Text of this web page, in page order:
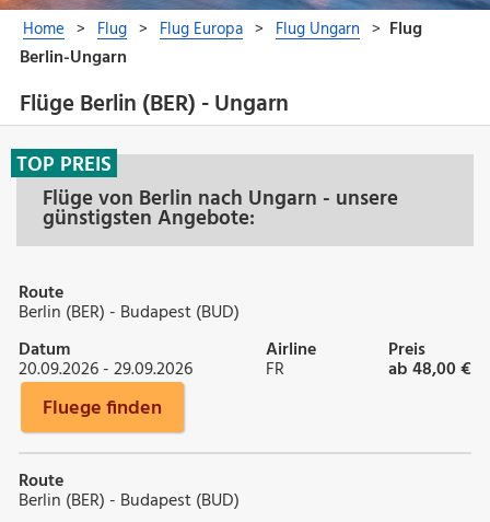
Flüge Berlin (BER) - Ungarn
Flüge von Berlin nach Ungarn - unsere
günstigsten Angebote:
TOP PREIS
Route
Berlin (BER) - Budapest (BUD)
Datum
20.09.2026 - 29.09.2026
Airline
FR
Preis
ab 48,00 €
Fluege finden
Route
Berlin (BER) - Budapest (BUD)